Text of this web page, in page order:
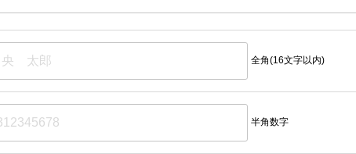
全角(16文字以内)
半角数字